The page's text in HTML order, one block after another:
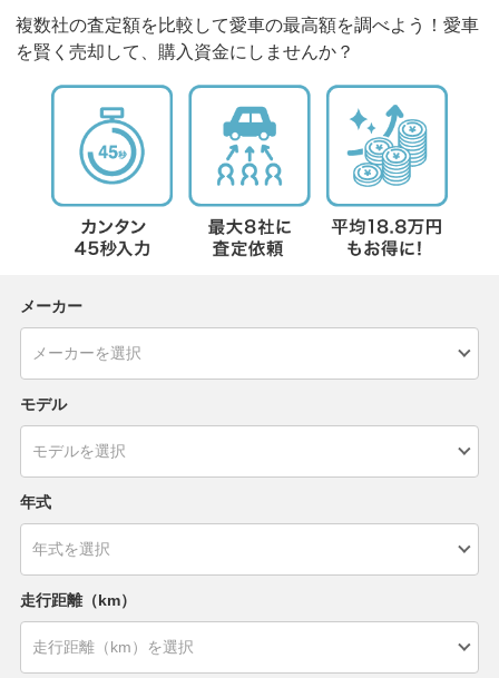
複数社の査定額を比較して愛車の最高額を調べよう！愛車
を賢く売却して、購入資金にしませんか？
メーカー
モデル
年式
走行距離（km）